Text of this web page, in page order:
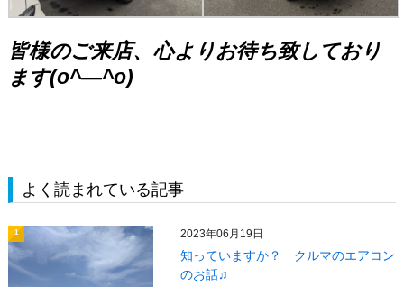
皆様のご来店、心よりお待ち致しており
ます(o^―^o)
よく読まれている記事
1 2023年06月19日
知っていますか？ クルマのエアコン
のお話♫